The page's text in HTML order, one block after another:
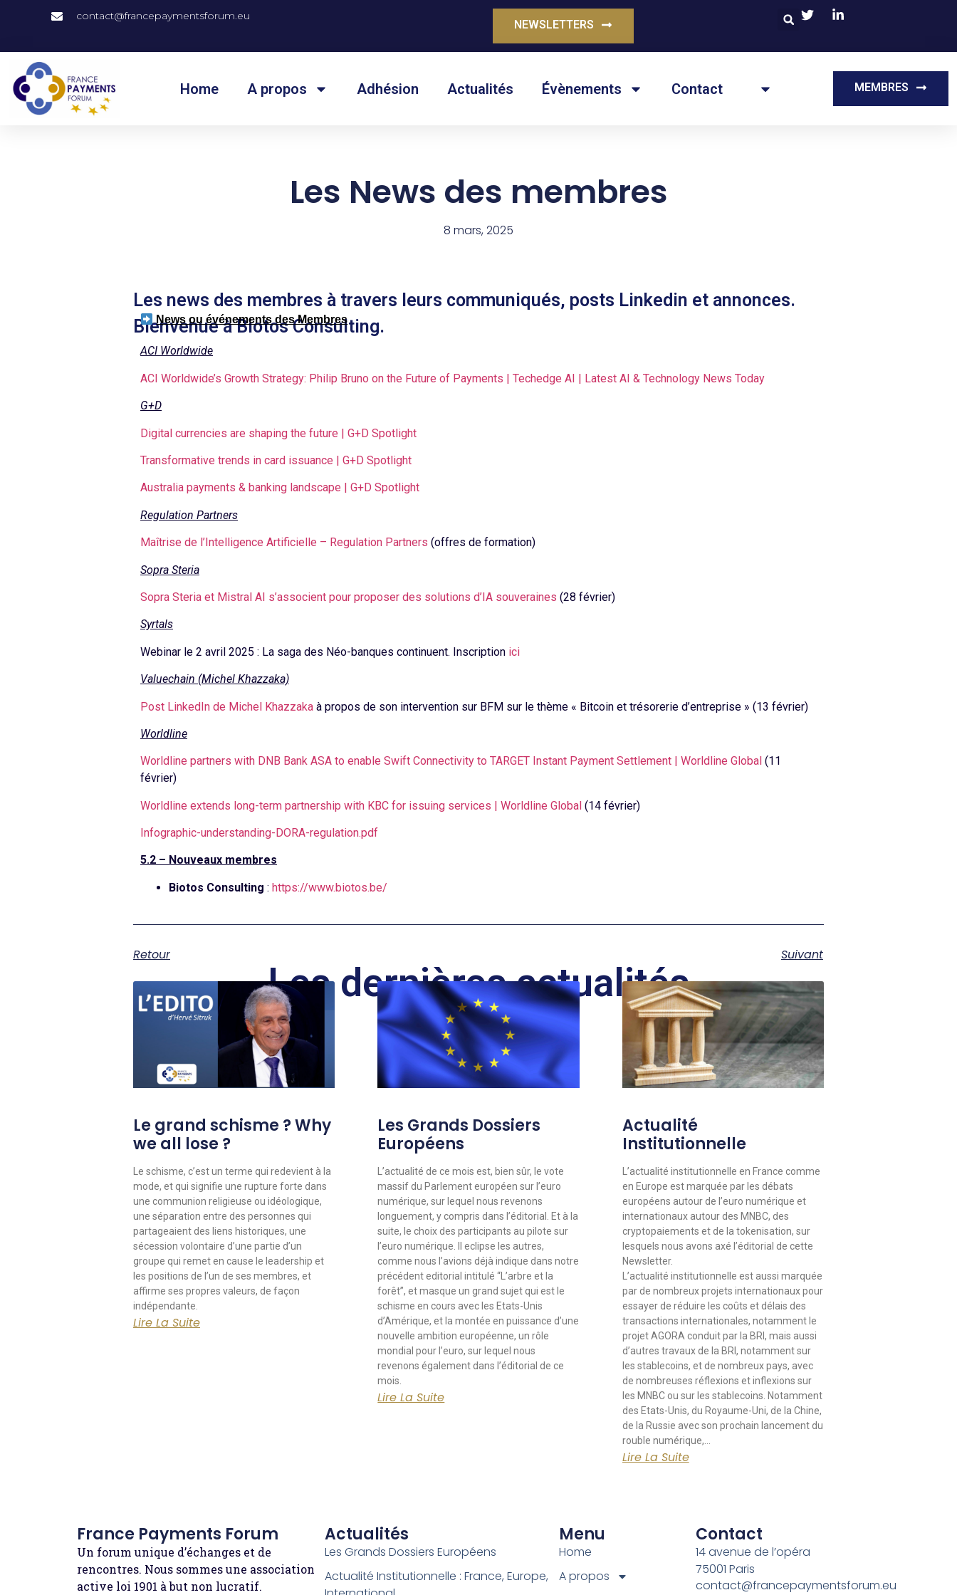
contact@francepaymentsforum.eu
NEWSLETTERS
Home A propos Adhésion Actualités Évènements Contact MEMBRES
Les News des membres
8 mars, 2025
Les news des membres à travers leurs communiqués, posts Linkedin et annonces.
Bienvenue à Biotos Consulting.
News ou événements des Membres
ACI Worldwide
ACI Worldwide’s Growth Strategy: Philip Bruno on the Future of Payments | Techedge AI | Latest AI & Technology News Today
G+D
Digital currencies are shaping the future | G+D Spotlight
Transformative trends in card issuance | G+D Spotlight
Australia payments & banking landscape | G+D Spotlight
Regulation Partners
Maîtrise de l’Intelligence Artificielle – Regulation Partners (offres de formation)
Sopra Steria
Sopra Steria et Mistral AI s’associent pour proposer des solutions d’IA souveraines (28 février)
Syrtals
Webinar le 2 avril 2025 : La saga des Néo-banques continuent. Inscription ici
Valuechain (Michel Khazzaka)
Post LinkedIn de Michel Khazzaka à propos de son intervention sur BFM sur le thème « Bitcoin et trésorerie d’entreprise » (13 février)
Worldline
Worldline partners with DNB Bank ASA to enable Swift Connectivity to TARGET Instant Payment Settlement | Worldline Global (11
février)
Worldline extends long-term partnership with KBC for issuing services | Worldline Global (14 février)
Infographic-understanding-DORA-regulation.pdf
5.2 – Nouveaux membres
Biotos Consulting : https://www.biotos.be/
Retour Suivant
Les dernières actualités
Le grand schisme ? Why
we all lose ?
Le schisme, c’est un terme qui redevient à la
mode, et qui signifie une rupture forte dans
une communion religieuse ou idéologique,
une séparation entre des personnes qui
partageaient des liens historiques, une
sécession volontaire d’une partie d’un
groupe qui remet en cause le leadership et
les positions de l’un de ses membres, et
affirme ses propres valeurs, de façon
indépendante.
Lire La Suite
Les Grands Dossiers
Européens
L’actualité de ce mois est, bien sûr, le vote
massif du Parlement européen sur l’euro
numérique, sur lequel nous revenons
longuement, y compris dans l’éditorial. Et à la
suite, le choix des participants au pilote sur
l’euro numérique. Il eclipse les autres,
comme nous l’avions déjà indique dans notre
précédent editorial intitulé “L’arbre et la
forêt”, et masque un grand sujet qui est le
schisme en cours avec les Etats-Unis
d’Amérique, et la montée en puissance d’une
nouvelle ambition européenne, un rôle
mondial pour l’euro, sur lequel nous
revenons également dans l’éditorial de ce
mois.
Lire La Suite
Actualité
Institutionnelle
L’actualité institutionnelle en France comme
en Europe est marquée par les débats
européens autour de l’euro numérique et
internationaux autour des MNBC, des
cryptopaiements et de la tokenisation, sur
lesquels nous avons axé l’éditorial de cette
Newsletter.
L’actualité institutionnelle est aussi marquée
par de nombreux projets internationaux pour
essayer de réduire les coûts et délais des
transactions internationales, notamment le
projet AGORA conduit par la BRI, mais aussi
d’autres travaux de la BRI, notamment sur
les stablecoins, et de nombreux pays, avec
de nombreuses réflexions et inflexions sur
les MNBC ou sur les stablecoins. Notamment
des Etats-Unis, du Royaume-Uni, de la Chine,
de la Russie avec son prochain lancement du
rouble numérique,…
Lire La Suite
France Payments Forum
Un forum unique d’échanges et de
rencontres. Nous sommes une association
active loi 1901 à but non lucratif.
Actualités
Les Grands Dossiers Européens
Actualité Institutionnelle : France, Europe,
Menu
Home
A propos
Contact
14 avenue de l’opéra
75001 Paris
contact@francepaymentsforum.eu